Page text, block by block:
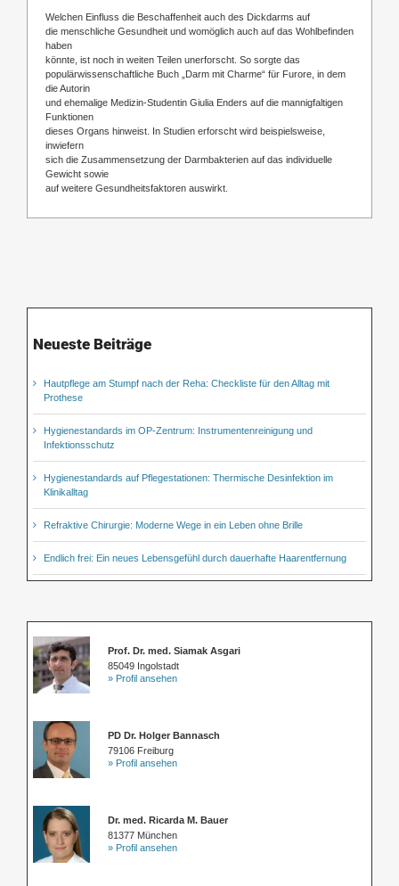
Welchen Einfluss die Beschaffenheit auch des Dickdarms auf
die menschliche Gesundheit und womöglich auch auf das Wohlbefinden
haben
könnte, ist noch in weiten Teilen unerforscht. So sorgte das
populärwissenschaftliche Buch „Darm mit Charme“ für Furore, in dem
die Autorin
und ehemalige Medizin-Studentin Giulia Enders auf die mannigfaltigen
Funktionen
dieses Organs hinweist. In Studien erforscht wird beispielsweise,
inwiefern
sich die Zusammensetzung der Darmbakterien auf das individuelle
Gewicht sowie
auf weitere Gesundheitsfaktoren auswirkt.
Neueste Beiträge
Hautpflege am Stumpf nach der Reha: Checkliste für den Alltag mit
Prothese
Hygienestandards im OP-Zentrum: Instrumentenreinigung und
Infektionsschutz
Hygienestandards auf Pflegestationen: Thermische Desinfektion im
Klinikalltag
Refraktive Chirurgie: Moderne Wege in ein Leben ohne Brille
Endlich frei: Ein neues Lebensgefühl durch dauerhafte Haarentfernung
Prof. Dr. med. Siamak Asgari
85049 Ingolstadt
» Profil ansehen
PD Dr. Holger Bannasch
79106 Freiburg
» Profil ansehen
Dr. med. Ricarda M. Bauer
81377 München
» Profil ansehen